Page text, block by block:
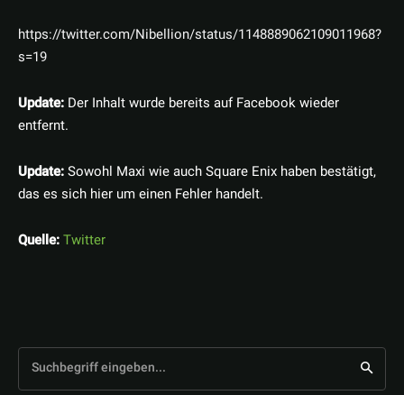
https://twitter.com/Nibellion/status/1148889062109011968?
s=19
Update: Der Inhalt wurde bereits auf Facebook wieder
entfernt.
Update:Sowohl Maxi wie auch Square Enix haben bestätigt,
das es sich hier um einen Fehler handelt.
Quelle:Twitter
Suchbegriff eingeben...